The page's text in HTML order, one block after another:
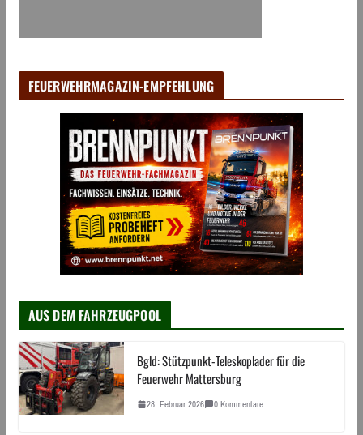
FEUERWEHRMAGAZIN-EMPFEHLUNG
AUS DEM FAHRZEUGPOOL
Bgld: Stützpunkt-Teleskoplader für die
Feuerwehr Mattersburg
28. Februar 2026 0 Kommentare